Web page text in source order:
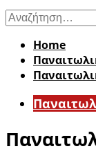
Αναζήτηση
για:
Home